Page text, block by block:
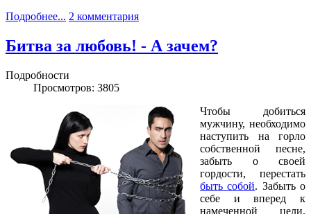
Подробнее... 2 комментария
Битва за любовь! - А зачем?
Подробности
Просмотров: 3805
Чтобы добиться
мужчину, необходимо
наступить на горло
собственной песне,
забыть о своей
гордости, перестать
быть собой. Забыть о
себе и вперед к
намеченной цели.